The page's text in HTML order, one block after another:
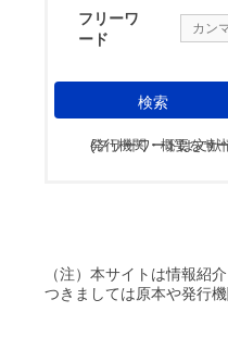
フリーワ
ード
検索
(フリーワードは文献情報の文献名・著者・雑誌名・発
（注）本サイトは情報紹
つきましては原本や発行